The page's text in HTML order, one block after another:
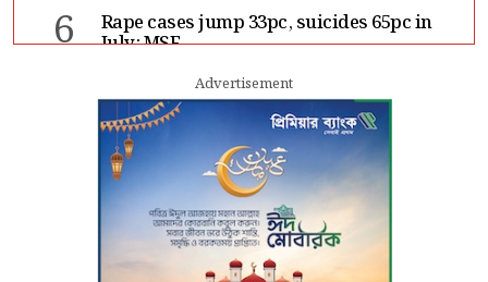
6 Rape cases jump 33pc, suicides 65pc in
July: MSF
Sergio Gor, Dinesh Trivedi hold meeting
in Dhaka
Advertisement